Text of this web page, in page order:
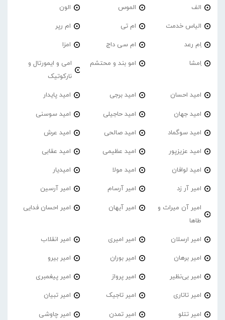
الف الموس الون
الیاس خدمت ام تی ام رپر
اِم رعد ام سی داج امزا
اِمشا امو بند و محتشم
امی و ایمورتال و
نارکوتیک
امید احسان امید برجی امید پایدار
امید جهان امید حاجیلی امید سوسنی
امید سوگماد امید صالحی امید عرش
امید عزیزپور امید عظیمی امید عقابی
امید لوافان امید مولا امیدیار
امیر آر زد امیر آرسام امیر آرسین
امیر آن میراث و
طاها
امیر آیهان امیر احسان فدایی
امیر ارسلان امیر امیری امیر انقلاب
امیر برهان امیر‌ بوران امیر بیرو
امیر بی‌نظیر امیر پرواز امیر پیغمبری
امیر تاتاری امیر تاجیک امیر تبیان
امیر تتلو امیر تمدن امیر چاوشی